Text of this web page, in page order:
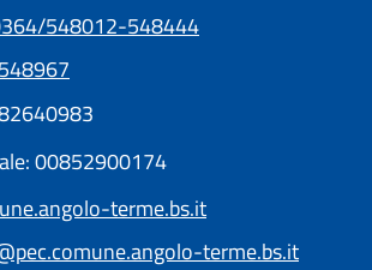
548012-548444
00852900174
terme.bs.it
terme.bs.it